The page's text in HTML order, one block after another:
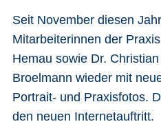
Seit November diesen
Mitarbeiterinnen der
Hemau sowie Dr.
Broelmann wieder mit
Portrait- und Praxisfotos.
den neuen Internetauftritt.